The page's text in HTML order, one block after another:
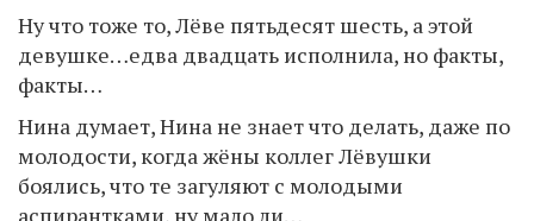
Ну что тоже то, Лёве пятьдесят шесть, а этой
девушке…едва двадцать исполнила, но факты,
факты…
Нина думает, Нина не знает что делать, даже по
молодости, когда жёны коллег Лёвушки
боялись, что те загуляют с молодыми